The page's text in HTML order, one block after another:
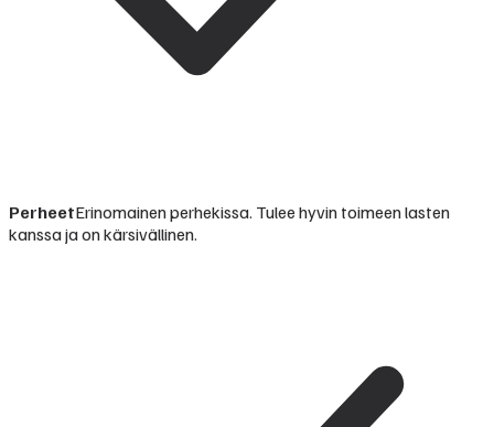
PerheetErinomainen perhekissa. Tulee hyvin toimeen lasten
kanssa ja on kärsivällinen.